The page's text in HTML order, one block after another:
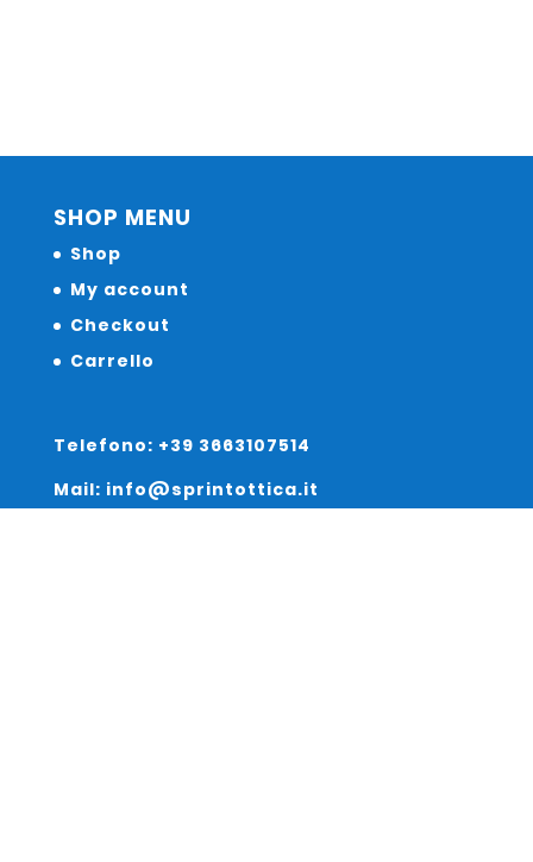
SHOP MENU
Shop
My account
Checkout
Carrello
Telefono: +39 3663107514
Mail: info@sprintottica.it